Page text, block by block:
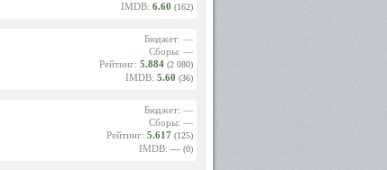
IMDB: 6.60 (162)
Бюджет: —
Сборы: —
Рейтинг: 5.884 (2 080)
IMDB: 5.60 (36)
Бюджет: —
Сборы: —
Рейтинг: 5.617 (125)
IMDB: — (0)